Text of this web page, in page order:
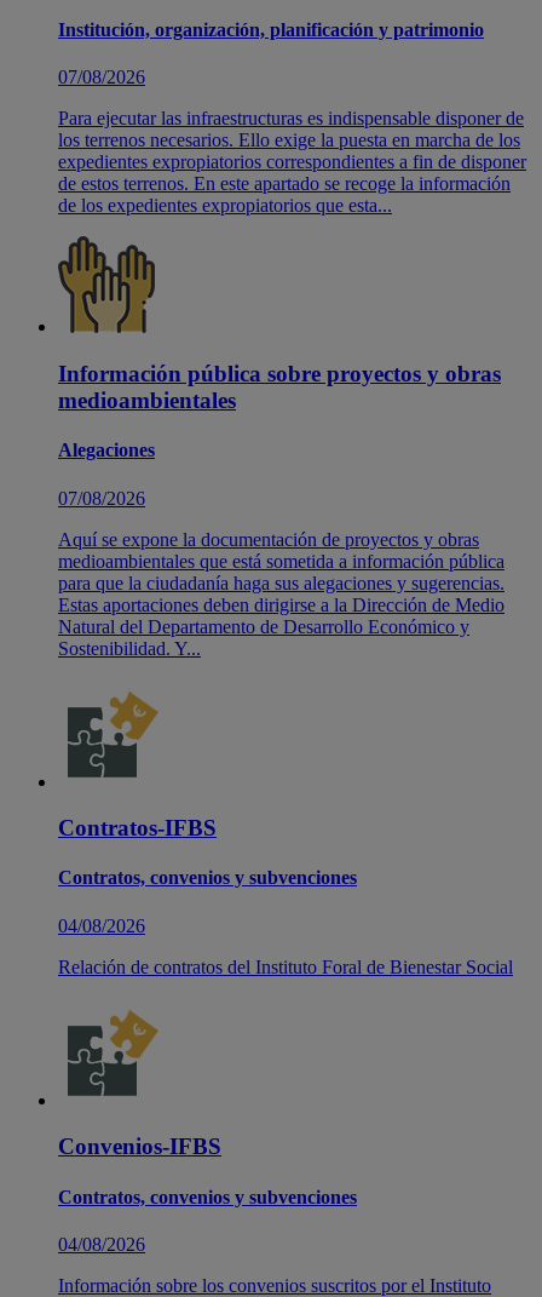
Institución, organización, planificación y patrimonio
07/08/2026
Para ejecutar las infraestructuras es indispensable disponer de
los terrenos necesarios. Ello exige la puesta en marcha de los
expedientes expropiatorios correspondientes a fin de disponer
de estos terrenos. En este apartado se recoge la información
de los expedientes expropiatorios que esta...
Información pública sobre proyectos y obras
medioambientales
Alegaciones
07/08/2026
Aquí se expone la documentación de proyectos y obras
medioambientales que está sometida a información pública
para que la ciudadanía haga sus alegaciones y sugerencias.
Estas aportaciones deben dirigirse a la Dirección de Medio
Natural del Departamento de Desarrollo Económico y
Sostenibilidad. Y...
Contratos-IFBS
Contratos, convenios y subvenciones
04/08/2026
Relación de contratos del Instituto Foral de Bienestar Social
Convenios-IFBS
Contratos, convenios y subvenciones
04/08/2026
Información sobre los convenios suscritos por el Instituto